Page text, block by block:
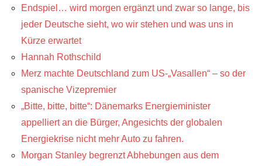
Endspiel… wird morgen ergänzt und zwar so lange, bis
jeder Deutsche sieht, wo wir stehen und was uns in
Kürze erwartet
Hannah Rothschild
Merz machte Deutschland zum US-„Vasallen“ – so der
spanische Vizepremier
„Bitte, bitte, bitte“: Dänemarks Energieminister
appelliert an die Bürger, Angesichts der globalen
Energiekrise nicht mehr Auto zu fahren.
Morgan Stanley begrenzt Abhebungen aus dem